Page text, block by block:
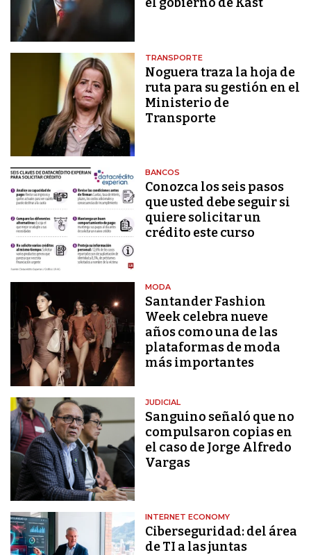
TRANSPORTE
Noguera traza la hoja de
ruta para su gestión en el
Ministerio de
Transporte
BANCOS
Conozca los seis pasos
que usted debe seguir si
quiere solicitar un
crédito este curso
MODA
Santander Fashion
Week celebra nueve
años como una de las
plataformas de moda
más importantes
JUDICIAL
Sanguino señaló que no
compulsaron copias en
el caso de Jorge Alfredo
Vargas
INTERNET ECONOMY
Ciberseguridad: del área
de TI a las juntas